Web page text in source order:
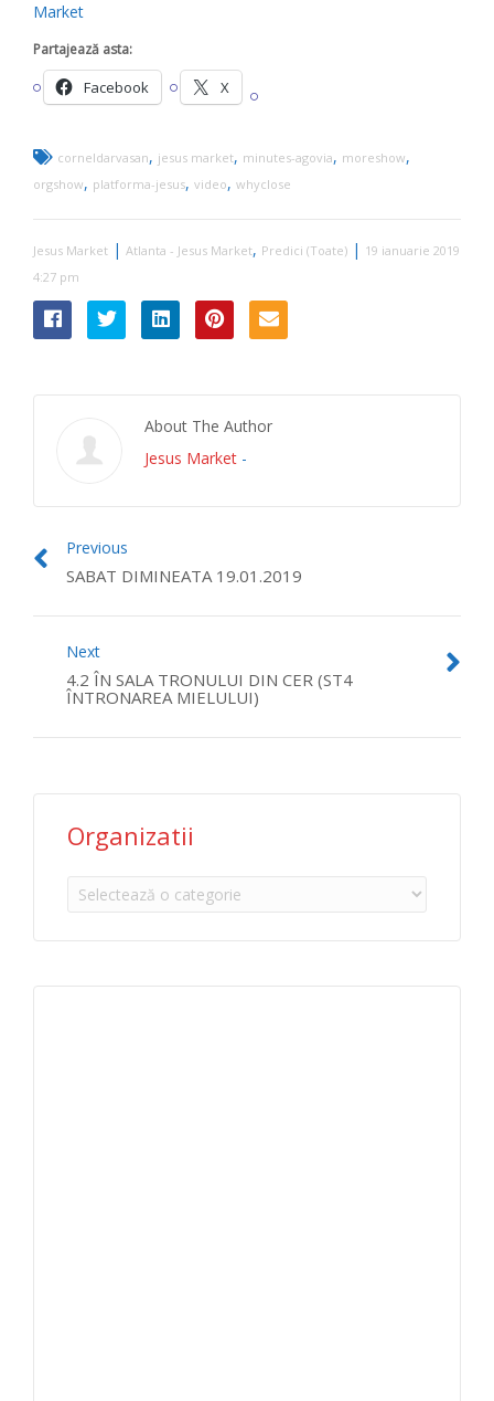
Market
Partajează asta:
Facebook X
corneldarvasan, jesus market, minutes-agovia, moreshow,
orgshow, platforma-jesus, video, whyclose
Jesus Market | Atlanta - Jesus Market, Predici (Toate) | 19 ianuarie 2019
4:27 pm
About The Author
Jesus Market -
Previous
SABAT DIMINEATA 19.01.2019
Next
4.2 ÎN SALA TRONULUI DIN CER (ST4
ÎNTRONAREA MIELULUI)
Organizatii
Organizatii